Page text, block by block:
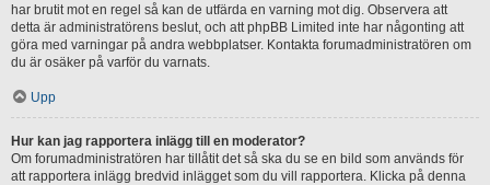
har brutit mot en regel så kan de utfärda en varning mot dig. Observera att
detta är administratörens beslut, och att phpBB Limited inte har någonting att
göra med varningar på andra webbplatser. Kontakta forumadministratören om
du är osäker på varför du varnats.
Upp
Hur kan jag rapportera inlägg till en moderator?
Om forumadministratören har tillåtit det så ska du se en bild som används för
att rapportera inlägg bredvid inlägget som du vill rapportera. Klicka på denna